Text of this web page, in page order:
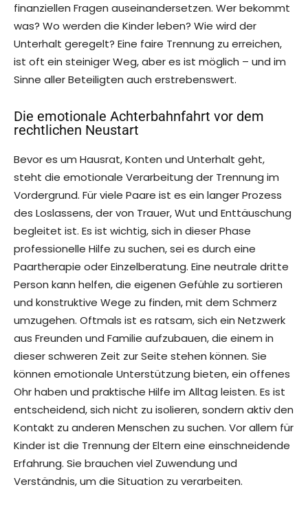
finanziellen Fragen auseinandersetzen. Wer bekommt
was? Wo werden die Kinder leben? Wie wird der
Unterhalt geregelt? Eine faire Trennung zu erreichen,
ist oft ein steiniger Weg, aber es ist möglich – und im
Sinne aller Beteiligten auch erstrebenswert.
Die emotionale Achterbahnfahrt vor dem
rechtlichen Neustart
Bevor es um Hausrat, Konten und Unterhalt geht,
steht die emotionale Verarbeitung der Trennung im
Vordergrund. Für viele Paare ist es ein langer Prozess
des Loslassens, der von Trauer, Wut und Enttäuschung
begleitet ist. Es ist wichtig, sich in dieser Phase
professionelle Hilfe zu suchen, sei es durch eine
Paartherapie oder Einzelberatung. Eine neutrale dritte
Person kann helfen, die eigenen Gefühle zu sortieren
und konstruktive Wege zu finden, mit dem Schmerz
umzugehen. Oftmals ist es ratsam, sich ein Netzwerk
aus Freunden und Familie aufzubauen, die einem in
dieser schweren Zeit zur Seite stehen können. Sie
können emotionale Unterstützung bieten, ein offenes
Ohr haben und praktische Hilfe im Alltag leisten. Es ist
entscheidend, sich nicht zu isolieren, sondern aktiv den
Kontakt zu anderen Menschen zu suchen. Vor allem für
Kinder ist die Trennung der Eltern eine einschneidende
Erfahrung. Sie brauchen viel Zuwendung und
Verständnis, um die Situation zu verarbeiten.